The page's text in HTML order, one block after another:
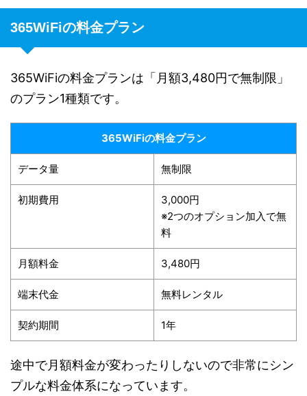
365WiFiの料金プラン
365WiFiの料金プランは「月額3,480円で無制限」
のプラン1種類です。
365WiFiの料金プラン
データ量 無制限
初期費用
3,000円
※2つのオプション加入で無
料
月額料金 3,480円
端末代金 無料レンタル
契約期間 1年
途中で月額料金が変わったりしないので非常にシン
プルな料金体系になっています。